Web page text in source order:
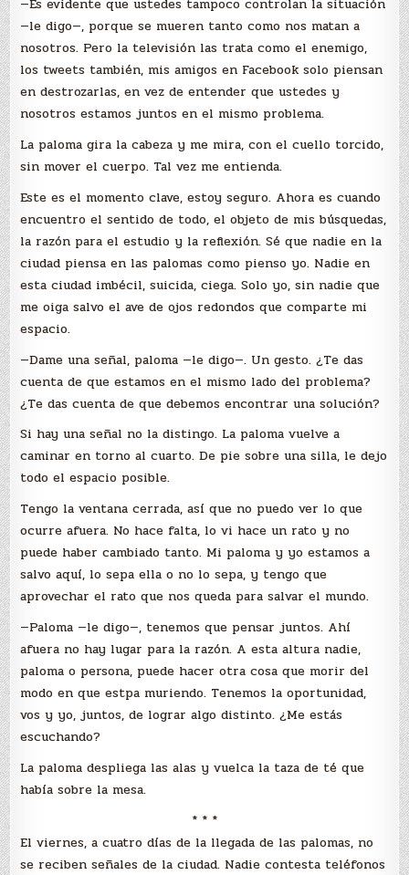
—Es evidente que ustedes tampoco controlan la situación
—le digo—, porque se mueren tanto como nos matan a
nosotros. Pero la televisión las trata como el enemigo,
los tweets también, mis amigos en Facebook solo piensan
en destrozarlas, en vez de entender que ustedes y
nosotros estamos juntos en el mismo problema.
La paloma gira la cabeza y me mira, con el cuello torcido,
sin mover el cuerpo. Tal vez me entienda.
Este es el momento clave, estoy seguro. Ahora es cuando
encuentro el sentido de todo, el objeto de mis búsquedas,
la razón para el estudio y la reflexión. Sé que nadie en la
ciudad piensa en las palomas como pienso yo. Nadie en
esta ciudad imbécil, suicida, ciega. Solo yo, sin nadie que
me oiga salvo el ave de ojos redondos que comparte mi
espacio.
—Dame una señal, paloma —le digo—. Un gesto. ¿Te das
cuenta de que estamos en el mismo lado del problema?
¿Te das cuenta de que debemos encontrar una solución?
Si hay una señal no la distingo. La paloma vuelve a
caminar en torno al cuarto. De pie sobre una silla, le dejo
todo el espacio posible.
Tengo la ventana cerrada, así que no puedo ver lo que
ocurre afuera. No hace falta, lo vi hace un rato y no
puede haber cambiado tanto. Mi paloma y yo estamos a
salvo aquí, lo sepa ella o no lo sepa, y tengo que
aprovechar el rato que nos queda para salvar el mundo.
—Paloma —le digo—, tenemos que pensar juntos. Ahí
afuera no hay lugar para la razón. A esta altura nadie,
paloma o persona, puede hacer otra cosa que morir del
modo en que estpa muriendo. Tenemos la oportunidad,
vos y yo, juntos, de lograr algo distinto. ¿Me estás
escuchando?
La paloma despliega las alas y vuelca la taza de té que
había sobre la mesa.
* * *
El viernes, a cuatro días de la llegada de las palomas, no
se reciben señales de la ciudad. Nadie contesta teléfonos